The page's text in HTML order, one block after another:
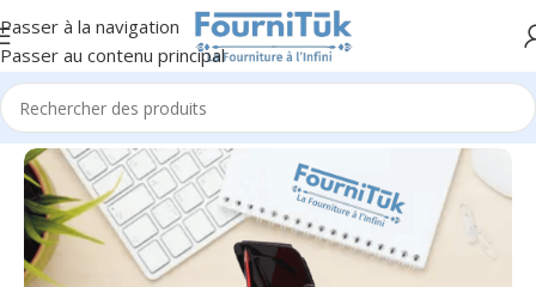
Passer à la navigation
Passer au contenu principal
Accueil/Fourniture de Bureau/Accessoires de Bureau